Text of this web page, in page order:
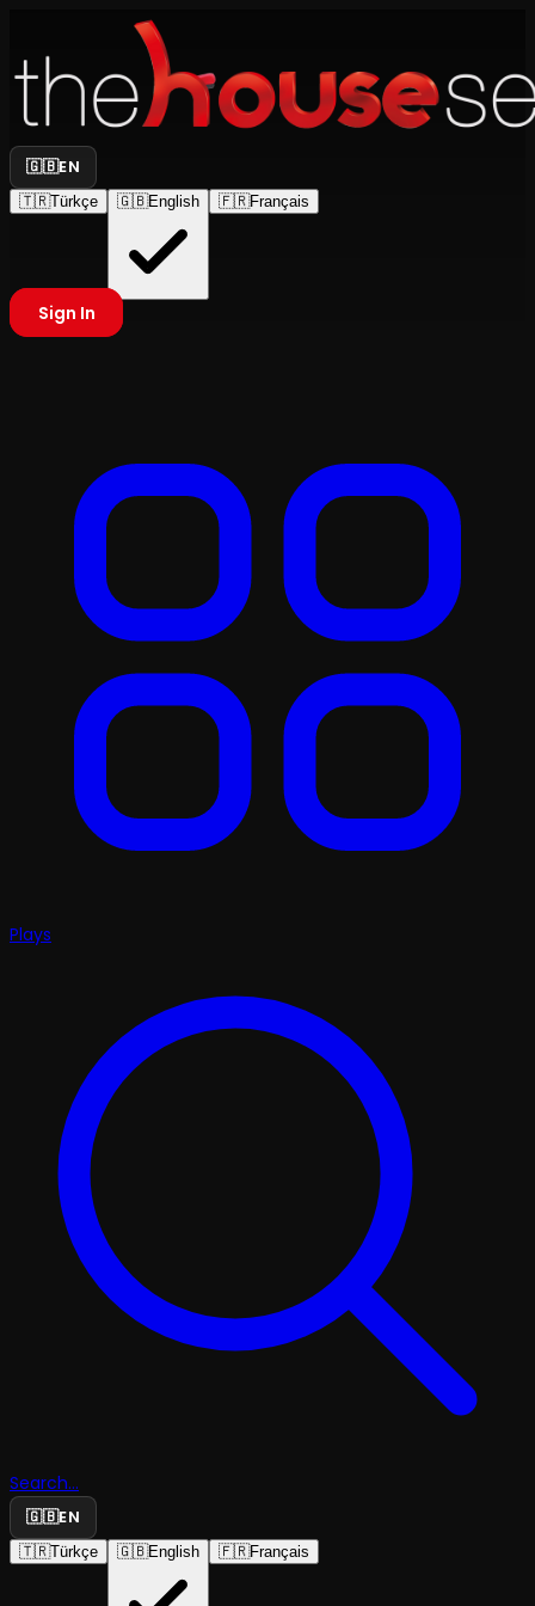
🇬🇧EN
🇹🇷Türkçe 🇬🇧English 🇫🇷Français
Sign In
Plays
Search...
🇬🇧EN
🇹🇷Türkçe 🇬🇧English 🇫🇷Français